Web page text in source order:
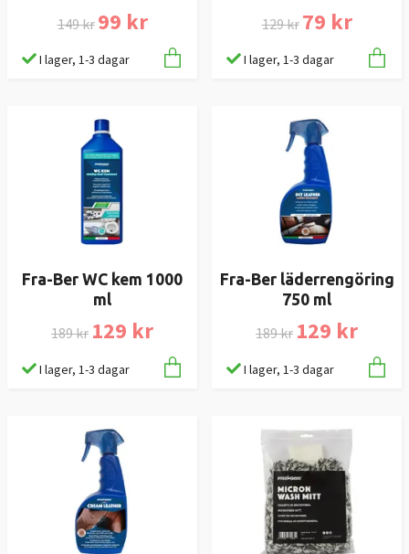
149 kr 99 kr
I lager, 1-3 dagar
129 kr 79 kr
I lager, 1-3 dagar
Fra-Ber WC kem 1000
ml
189 kr 129 kr
I lager, 1-3 dagar
Fra-Ber läderrengöring
750 ml
189 kr 129 kr
I lager, 1-3 dagar